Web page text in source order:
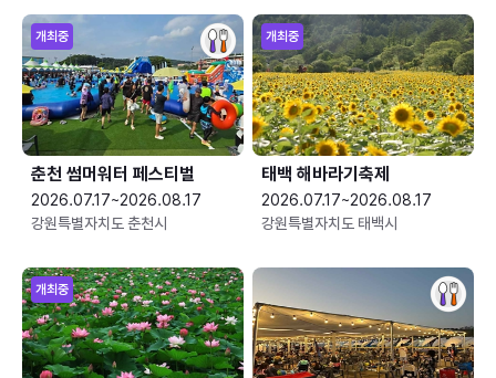
개최중
춘천 썸머워터 페스티벌
2026.07.17~2026.08.17
강원특별자치도 춘천시
개최중
태백 해바라기축제
2026.07.17~2026.08.17
강원특별자치도 태백시
개최중